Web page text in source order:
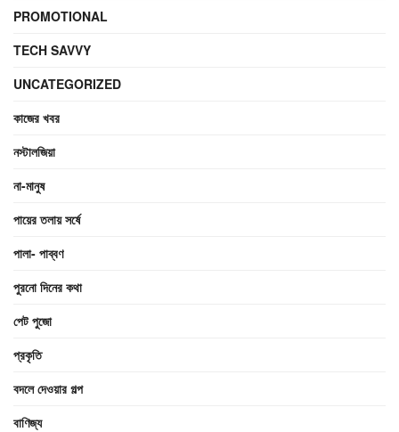
PROMOTIONAL
TECH SAVVY
UNCATEGORIZED
কাজের খবর
নস্টালজিয়া
না-মানুষ
পায়ের তলায় সর্ষে
পালা- পাব্বণ
পুরনো দিনের কথা
পেট পুজো
প্রকৃতি
বদলে দেওয়ার গল্প
বাণিজ্য